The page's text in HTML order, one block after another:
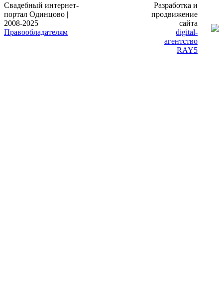
Свадебный интернет-
портал Одинцово |
2008-2025
Правообладателям
Разработка и
продвижение
сайта
digital-
агентство
RAY5